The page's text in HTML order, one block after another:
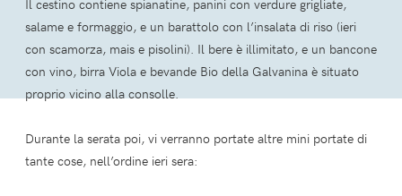
Il cestino contiene spianatine, panini con verdure grigliate,
salame e formaggio, e un barattolo con l’insalata di riso (ieri
con scamorza, mais e pisolini). Il bere è illimitato, e un bancone
con vino, birra Viola e bevande Bio della Galvanina è situato
proprio vicino alla consolle.
Durante la serata poi, vi verranno portate altre mini portate di
tante cose, nell’ordine ieri sera: